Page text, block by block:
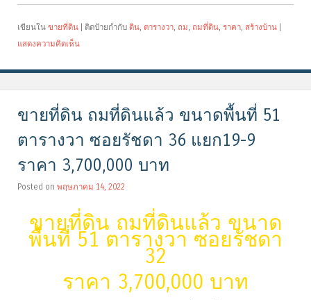
เขียนใน ขายที่ดิน | ติดป้ายกำกับ ดิน ตารางวา ถม ถมที่ดิน ราคา สร้างบ้าน |
แสดงความคิดเห็น
ขายที่ดิน ถมที่ดินแล้ว ขนาดพื้นที่ 51
ตารางวา ซอยรัชดา 36 แยก19-9
ราคา 3,700,000 บาท
Posted on พฤษภาคม 14, 2022
ขายที่ดิน ถมที่ดินแล้ว ขนาด
พื้นที่ 51 ตารางวา ซอยรัชดา
32
ราคา 3,700,000 บาท